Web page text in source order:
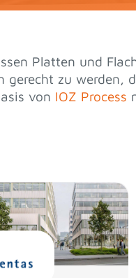
Platten und
zu werden,
von IOZ Process